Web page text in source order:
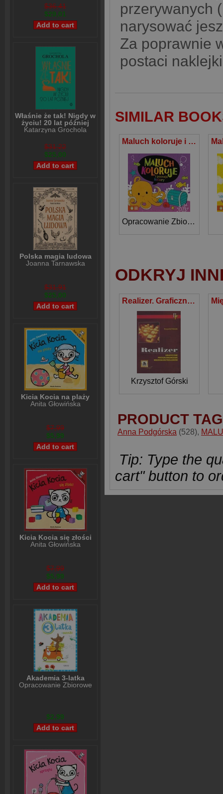
$36,41
$29,01
Właśnie że tak! Nigdy w
życiu! 20 lat później
Katarzyna Grochola
$31,22
$25,00
Polska magia ludowa
Joanna Tarnawska
$31,91
$25,00
Kicia Kocia na plaży
Anita Głowińska
$7,99
$5,99
Kicia Kocia się złości
Anita Głowińska
$7,99
$5,99
Akademia 3-latka
Opracowanie Zbiorowe
$2,99
przerywanych
narysować
Za poprawnie
postaci
SIMILAR
Maluch koloruje i poznaje kolory
Opracowanie Zbiorowe
ODKRYJ
Realizer. Graficzne programowanie mikrokontrolerów
Krzysztof Górski
PRODUCT
Anna Podgórska (528),
Tip: Type the
cart" button to